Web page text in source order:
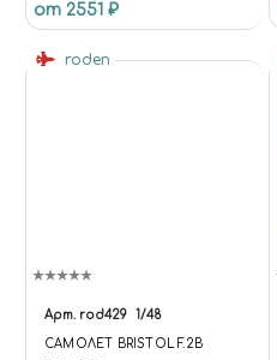
от 2551 ₽
roden
Арт. rod429 1/48
САМОЛЕТ BRISTOL F.2B